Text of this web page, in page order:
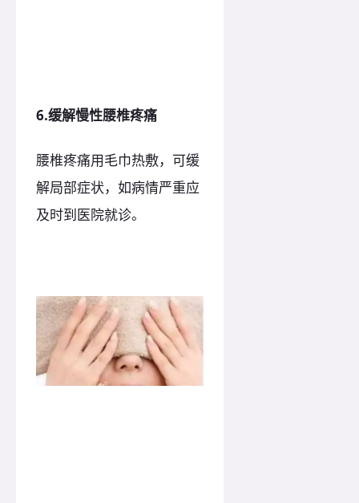
6.缓解慢性腰椎疼痛
腰椎疼痛用毛巾热敷，可缓
解局部症状，如病情严重应
及时到医院就诊。